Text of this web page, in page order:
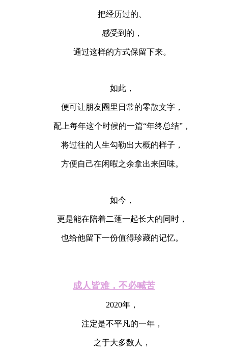
把经历过的、
感受到的，
通过这样的方式保留下来。
如此，
便可让朋友圈里日常的零散文字，
配上每年这个时候的一篇“年终总结”，
将过往的人生勾勒出大概的样子，
方便自己在闲暇之余拿出来回味。
如今，
更是能在陪着二蓬一起长大的同时，
也给他留下一份值得珍藏的记忆。
成人皆难，不必喊苦
2020年，
注定是不平凡的一年，
之于大多数人，